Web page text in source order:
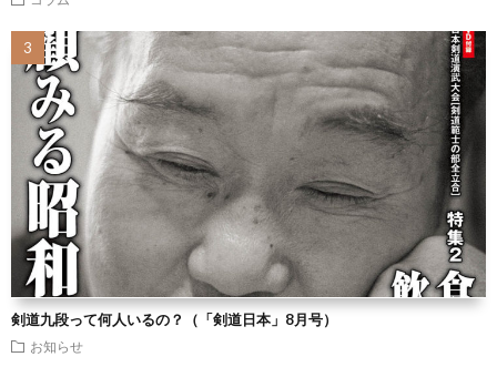
剣道九段って何人いるの？（「剣道日本」8月号）
お知らせ